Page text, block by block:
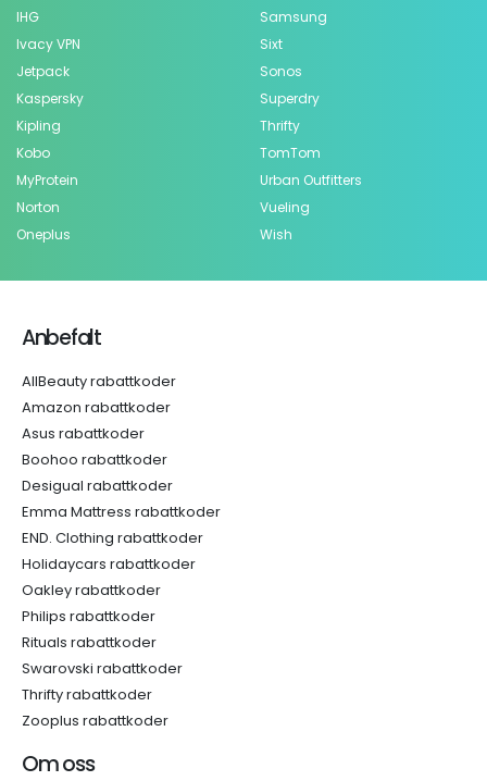
IHG
Ivacy VPN
Jetpack
Kaspersky
Kipling
Kobo
MyProtein
Norton
Oneplus
Samsung
Sixt
Sonos
Superdry
Thrifty
TomTom
Urban Outfitters
Vueling
Wish
Anbefalt
AllBeauty rabattkoder
Amazon rabattkoder
Asus rabattkoder
Boohoo rabattkoder
Desigual rabattkoder
Emma Mattress rabattkoder
END. Clothing rabattkoder
Holidaycars rabattkoder
Oakley rabattkoder
Philips rabattkoder
Rituals rabattkoder
Swarovski rabattkoder
Thrifty rabattkoder
Zooplus rabattkoder
Om oss